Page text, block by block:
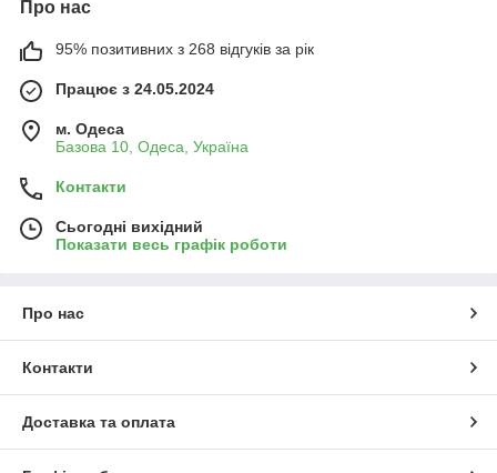
Про нас
95% позитивних з 268 відгуків за рік
Працює з 24.05.2024
м. Одеса
Базова 10, Одеса, Україна
Контакти
Сьогодні вихідний
Показати весь графік роботи
Про нас
Контакти
Доставка та оплата